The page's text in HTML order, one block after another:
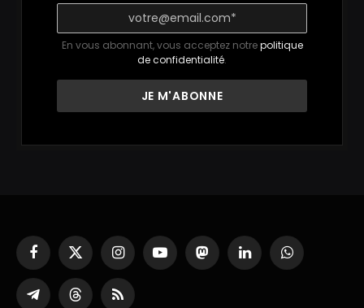
En vous abonnant, vous acceptez notrepolitique
de confidentialité.
Facebook
X
(Twitter)
InstagramYouTubeMastodonLinkedInWhatsApp
PartagerThreadsRSS